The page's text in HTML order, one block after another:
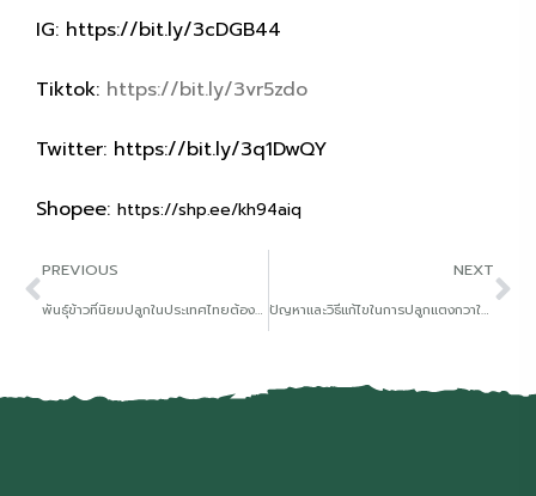
IG: https://bit.ly/3cDGB44
Tiktok: https://bit.ly/3vr5zdo
Twitter: https://bit.ly/3q1DwQY
Shopee: https://shp.ee/kh94aiq
PREVIOUS
พันธุ์ข้าวที่นิยมปลูกในประเทศไทยต้องระวังโรคอะไรบ้าง
NEXT
ปัญหาและวิธีแก้ไขในการปลูกแตงกวาในหน้าหนาว